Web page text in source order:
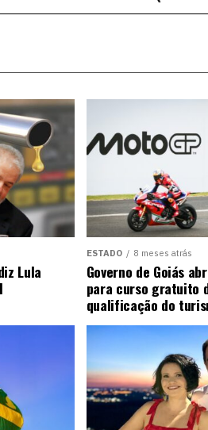
Lula
ESTADO 8 meses atrás
Governo de Goiás
para curso gratuito
qualificação do